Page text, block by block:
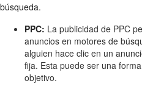
búsqueda.
PPC: La publicidad de PPC
anuncios en motores de
alguien hace clic en un
fija. Esta puede ser una
objetivo.